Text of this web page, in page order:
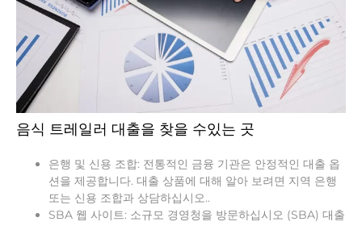
음식 트레일러 대출을 찾을 수있는 곳
은행 및 신용 조합: 전통적인 금융 기관은 안정적인 대출 옵
션을 제공합니다. 대출 상품에 대해 알아 보려면 지역 은행
또는 신용 조합과 상담하십시오..
SBA 웹 사이트: 소규모 경영청을 방문하십시오 (SBA) 대출